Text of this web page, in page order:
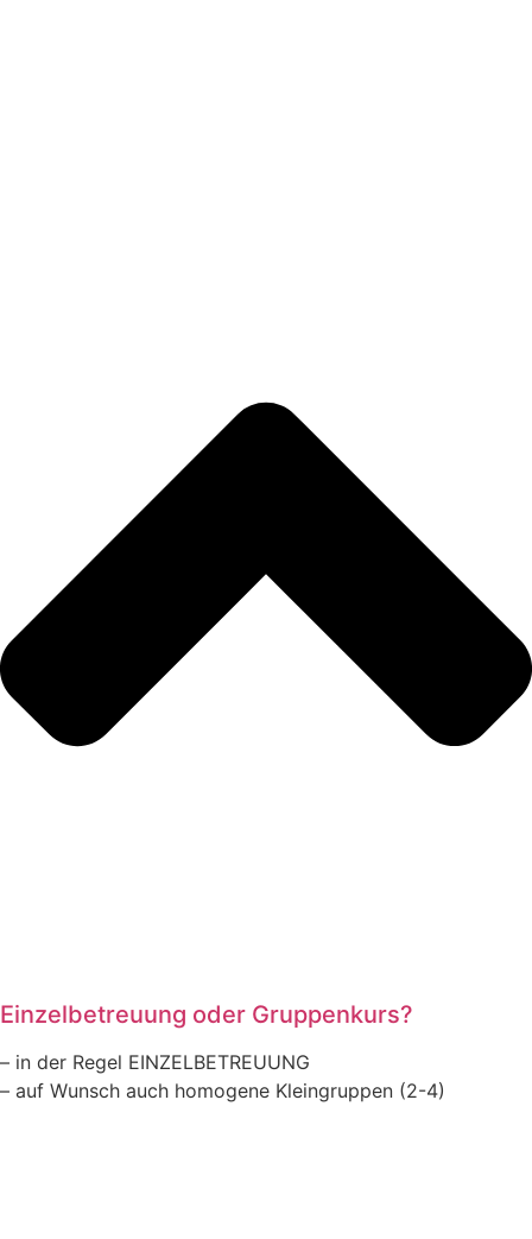
Einzelbetreuung oder Gruppenkurs?
– in der Regel EINZELBETREUUNG
– auf Wunsch auch homogene Kleingruppen (2-4)